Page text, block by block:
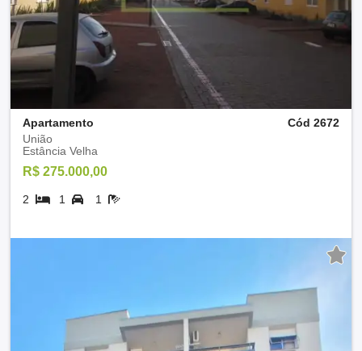
Apartamento
Cód 2672
União
Estância Velha
R$ 275.000,00
2 1 1